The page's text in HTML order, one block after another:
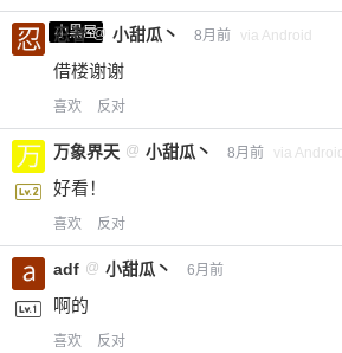
小黑屋
忍者 @ 小甜瓜丶 8月前 via Android
借楼谢谢
喜欢 反对
万象界天 @ 小甜瓜丶 8月前 via Android
好看！
喜欢 反对
adf @ 小甜瓜丶 6月前
啊的
喜欢 反对